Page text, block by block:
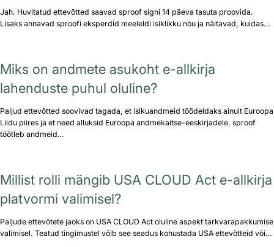
Jah. Huvitatud ettevõtted saavad sproof signi 14 päeva tasuta proovida.
Lisaks annavad sproofi eksperdid meeleldi isiklikku nõu ja näitavad, kuidas…
Miks on andmete asukoht e-allkirja
lahenduste puhul oluline?
Paljud ettevõtted soovivad tagada, et isikuandmeid töödeldaks ainult Euroopa
Liidu piires ja et need alluksid Euroopa andmekaitse-eeskirjadele. sproof
töötleb andmeid…
Millist rolli mängib USA CLOUD Act e-allkirja
platvormi valimisel?
Paljude ettevõtete jaoks on USA CLOUD Act oluline aspekt tarkvarapakkumise
valimisel. Teatud tingimustel võib see seadus kohustada USA ettevõtteid või…